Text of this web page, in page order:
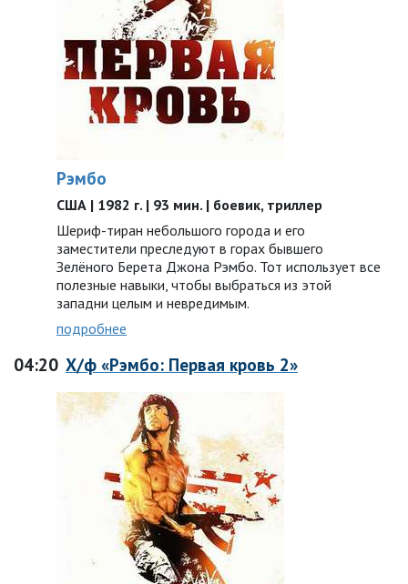
Рэмбо
США | 1982 г. | 93 мин. | боевик, триллер
Шериф-тиран небольшого города и его
заместители преследуют в горах бывшего
Зелёного Берета Джона Рэмбо. Тот использует все
полезные навыки, чтобы выбраться из этой
западни целым и невредимым.
подробнее
04:20 Х/ф «Рэмбо: Первая кровь 2»